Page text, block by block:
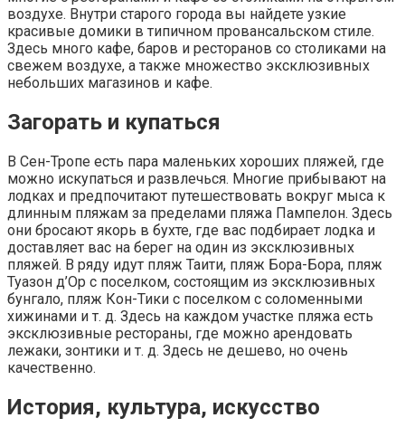
воздухе. Внутри старого города вы найдете узкие
красивые домики в типичном провансальском стиле.
Здесь много кафе, баров и ресторанов со столиками на
свежем воздухе, а также множество эксклюзивных
небольших магазинов и кафе.
Загорать и купаться
В Сен-Тропе есть пара маленьких хороших пляжей, где
можно искупаться и развлечься. Многие прибывают на
лодках и предпочитают путешествовать вокруг мыса к
длинным пляжам за пределами пляжа Пампелон. Здесь
они бросают якорь в бухте, где вас подбирает лодка и
доставляет вас на берег на один из эксклюзивных
пляжей. В ряду идут пляж Таити, пляж Бора-Бора, пляж
Туазон д’Ор с поселком, состоящим из эксклюзивных
бунгало, пляж Кон-Тики с поселком с соломенными
хижинами и т. д. Здесь на каждом участке пляжа есть
эксклюзивные рестораны, где можно арендовать
лежаки, зонтики и т. д. Здесь не дешево, но очень
качественно.
История, культура, искусство